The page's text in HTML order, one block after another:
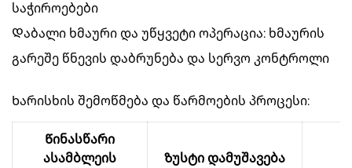
საჭიროებები
Დაბალი ხმაური და უწყვეტი ოპერაცია: ხმაურის
გარეშე წნევის დაბრუნება და სერვო კონტროლი
Ხარისხის შემოწმება და წარმოების პროცესი:
Წინასწარი
ასამბლეის
Ზუსტი დამუშავება